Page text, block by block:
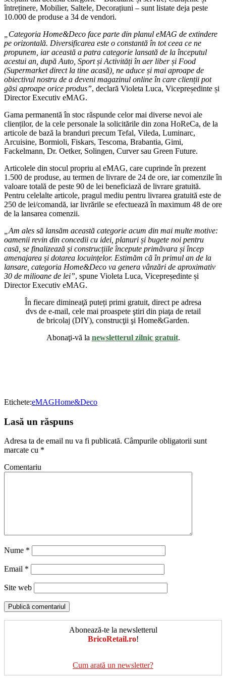
întreținere, Mobilier, Saltele, Decorațiuni – sunt listate deja peste
10.000 de produse a 34 de vendori.
„Categoria Home&Deco face parte din planul eMAG de extindere
pe orizontală. Diversificarea este o constantă în tot ceea ce ne
propunem, iar această a patra categorie lansată de la începutul
acestui an, după Auto, Sport și Activități în aer liber și Food
(Supermarket direct la tine acasă), ne aduce și mai aproape de
obiectivul nostru de a deveni magazinul online în care clienții pot
găsi aproape orice produs”, declară Violeta Luca, Vicepreședinte și
Director Executiv eMAG.
Gama permanentă în stoc răspunde celor mai diverse nevoi ale
clienților, de la cele personale la solicitările din zona HoReCa, de la
articole de bază la branduri precum Tefal, Vileda, Luminarc,
Arcuisine, Bormioli, Fiskars, Tescoma, Brabantia, Gimi,
Fackelmann, Dr. Oetker, Solingen, Curver sau Green Future.
Articolele din stocul propriu al eMAG, care cuprinde în prezent
1.500 de produse, au termen de livrare de 24 de ore, iar comenzile în
valoare totală de peste 90 de lei beneficiază de livrare gratuită.
Pentru celelalte articole, pragul mediu pentru livrarea gratuită este de
250 de lei/comandă, iar livrările se efectuează în maximum 48 de ore
de la lansarea comenzii.
„Am ales să lansăm această categorie acum din mai multe motive:
oamenii revin din concedii cu idei, planuri și bugete noi pentru
casă, se finalizează și construcțiile începute primăvara și încep
amenajarea și dotarea locuințelor. Estimăm că în primul an de la
lansare, categoria Home&Deco va genera vânzări de aproximativ
30 de milioane de lei”, spune Violeta Luca, Vicepreședinte și
Director Executiv eMAG.
În fiecare dimineaţă puteți primi gratuit, direct pe adresa
dvs de e-mail, cele mai proaspete ştiri din piaţa de retail
de bricolaj (DIY), construcţii şi Home&Garden.
Abonaţi-vă la newsletterul zilnic gratuit.
Etichete:eMAGHome&Deco
Lasă un răspuns
Adresa ta de email nu va fi publicată. Câmpurile obligatorii sunt
marcate cu *
Comentariu
Nume *
Email *
Site web
Abonează-te la newsletterul
BricoRetail.ro!
Cum arată un newsletter?